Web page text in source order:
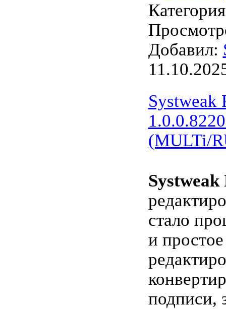
Добавил:
Systweak
(MULTi/
стало
и
подписи,